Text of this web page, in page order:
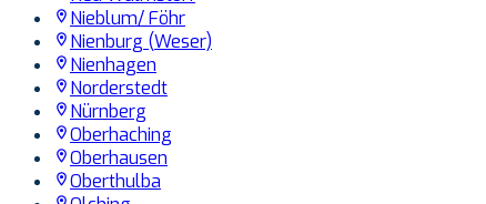
Nieblum/ Föhr
Nienburg (Weser)
Nienhagen
Norderstedt
Nürnberg
Oberhaching
Oberhausen
Oberthulba